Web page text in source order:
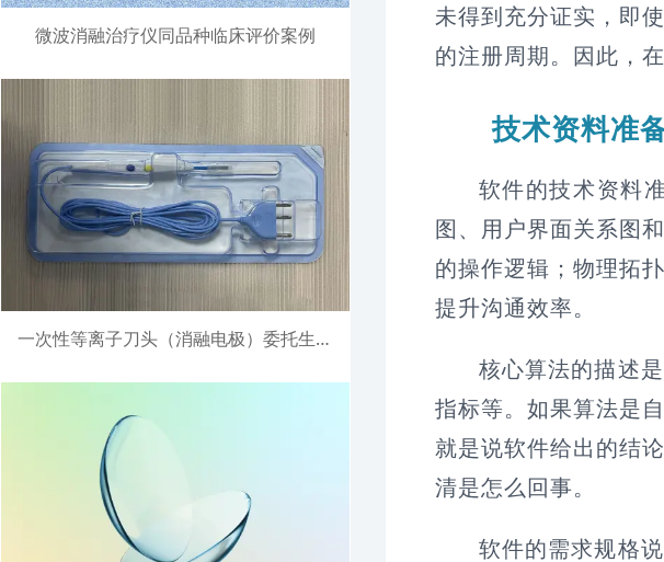
微波消融治疗仪同品种临床评价案例
一次性等离子刀头（消融电极）委托生产注册案例
未得到充分证实，即
的注册周期。因此，
技术资料准
软件的技术资料
图、用户界面关系图
的操作逻辑；物理拓
提升沟通效率。
核心算法的描述
指标等。如果算法是
就是说软件给出的结
清是怎么回事。
软件的需求规格